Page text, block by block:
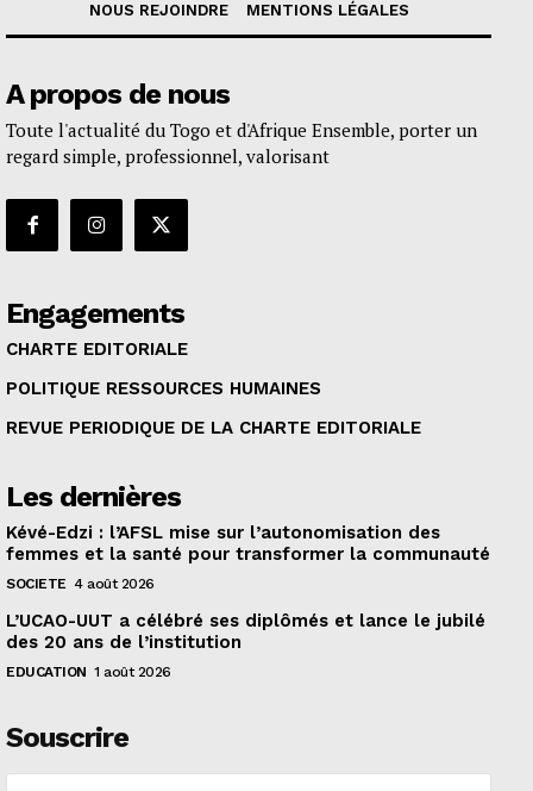
NOUS REJOINDRE
MENTIONS LÉGALES
A propos de nous
Toute l'actualité du Togo et d'Afrique Ensemble, porter un
regard simple, professionnel, valorisant
Engagements
CHARTE EDITORIALE
POLITIQUE RESSOURCES HUMAINES
REVUE PERIODIQUE DE LA CHARTE EDITORIALE
Les dernières
Kévé-Edzi : l’AFSL mise sur l’autonomisation des
femmes et la santé pour transformer la communauté
SOCIETE 4 août 2026
L’UCAO-UUT a célébré ses diplômés et lance le jubilé
des 20 ans de l’institution
EDUCATION 1 août 2026
Souscrire